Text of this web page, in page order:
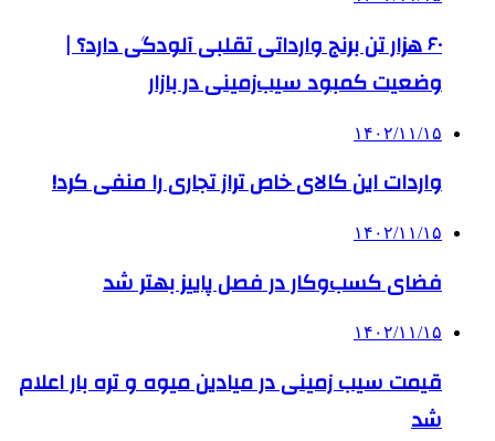
۶۰ هزار تن برنج وارداتی تقلبی آلودگی دارد؟ |
وضعیت کمبود سیب‌زمینی در بازار
۱۴۰۲/۱۱/۱۵
واردات این کالای خاص تراز تجاری را منفی کرد!
۱۴۰۲/۱۱/۱۵
فضای کسب‌وکار در فصل پاییز بهتر شد
۱۴۰۲/۱۱/۱۵
قیمت سیب زمینی در میادین میوه و تره بار اعلام
شد